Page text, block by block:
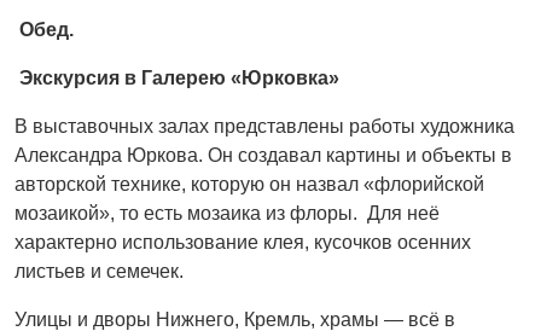
Обед.
Экскурсия в Галерею «Юрковка»
В выставочных залах представлены работы художника
Александра Юркова. Он создавал картины и объекты в
авторской технике, которую он назвал «флорийской
мозаикой», то есть мозаика из флоры. Для неё
характерно использование клея, кусочков осенних
листьев и семечек.
Улицы и дворы Нижнего, Кремль, храмы — всё в